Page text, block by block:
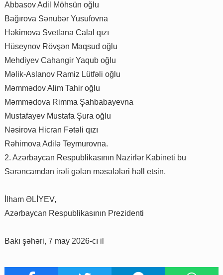
Abbasov Adil Möhsün oğlu
Bağırova Sənubər Yusufovna
Həkimova Svetlana Calal qızı
Hüseynov Rövşən Maqsud oğlu
Mehdiyev Cahangir Yaqub oğlu
Məlik-Aslanov Ramiz Lütfəli oğlu
Məmmədov Alim Tahir oğlu
Məmmədova Rimma Şahbabayevna
Mustafayev Mustafa Şura oğlu
Nəsirova Hicran Fətəli qızı
Rəhimova Adilə Teymurovna.
2. Azərbaycan Respublikasının Nazirlər Kabineti bu
Sərəncamdan irəli gələn məsələləri həll etsin.
İlham ƏLİYEV,
Azərbaycan Respublikasının Prezidenti
Bakı şəhəri, 7 may 2026-cı il